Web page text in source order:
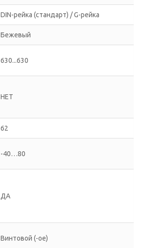
DIN-рейка (стандарт) / G-рейка
Бежевый
630...630
НЕТ
62
-40…80
ДА
Винтовой (-ое)